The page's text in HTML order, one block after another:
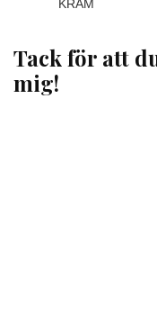
KRAM
Tack för att
mig!